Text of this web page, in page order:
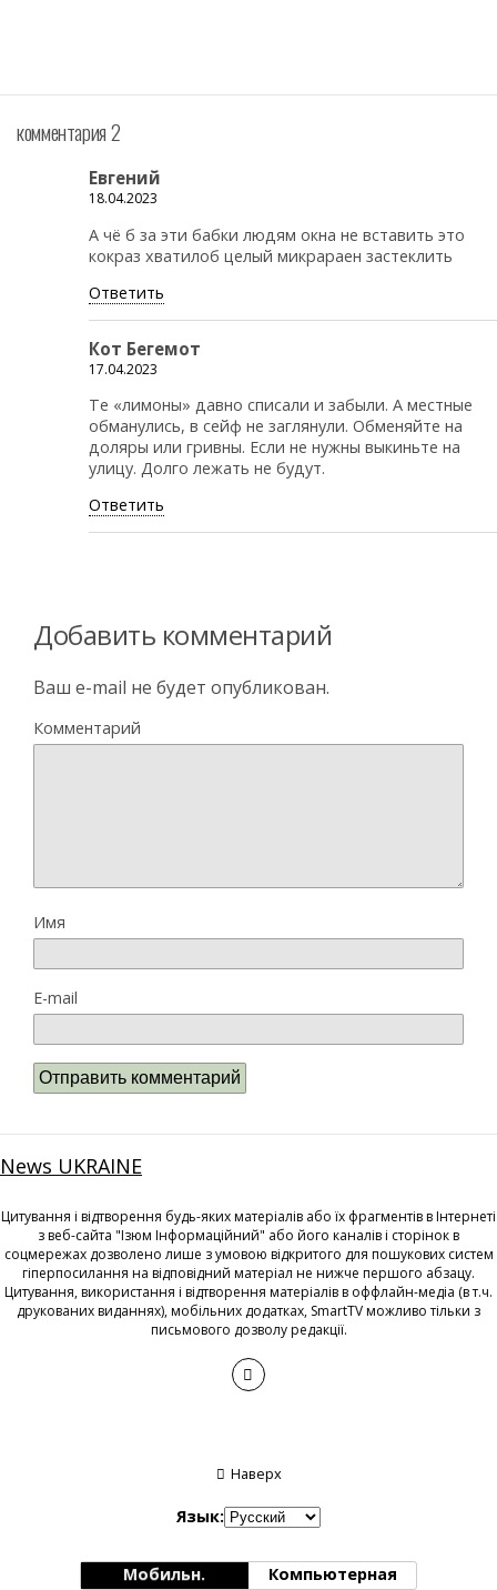
комментария 2
Евгений
18.04.2023
А чё б за эти бабки людям окна не вставить это
кокраз хватилоб целый микрараен застеклить
Ответить
Кот Бегемот
17.04.2023
Те «лимоны» давно списали и забыли. А местные
обманулись, в сейф не заглянули. Обменяйте на
доляры или гривны. Если не нужны выкиньте на
улицу. Долго лежать не будут.
Ответить
Добавить комментарий
Ваш e-mail не будет опубликован.
Комментарий
Имя
E-mail
News UKRAINE
Цитування і відтворення будь-яких матеріалів або їх фрагментів в Інтернеті
з веб-сайта "Ізюм Інформаційний" або його каналів і сторінок в
соцмережах дозволено лише з умовою відкритого для пошукових систем
гіперпосилання на відповідний матеріал не нижче першого абзацу.
Цитування, використання і відтворення матеріалів в оффлайн-медіа (в т.ч.
друкованих виданнях), мобільних додатках, SmartTV можливо тільки з
письмового дозволу редакції.
Наверх
Язык:
Мобильн. Компьютерная